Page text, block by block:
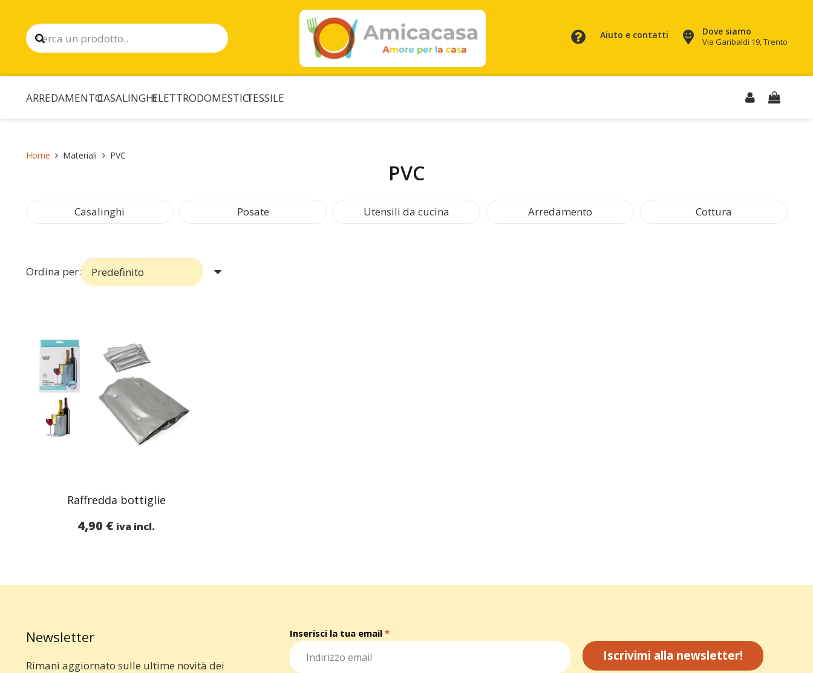
Aiuto e contatti Dove siamo
Via Garibaldi 19, Trento
ARREDAMENTOCASALINGHIELETTRODOMESTICITESSILE
Home Materiali PVC
PVC
Casalinghi Posate Utensili da cucina Arredamento Cottura
Ordina per:
Raffredda bottiglie
4,90 € iva incl.
Newsletter
Rimani aggiornato sulle ultime novità dei
Inserisci la tua email*
Iscrivimi alla newsletter!